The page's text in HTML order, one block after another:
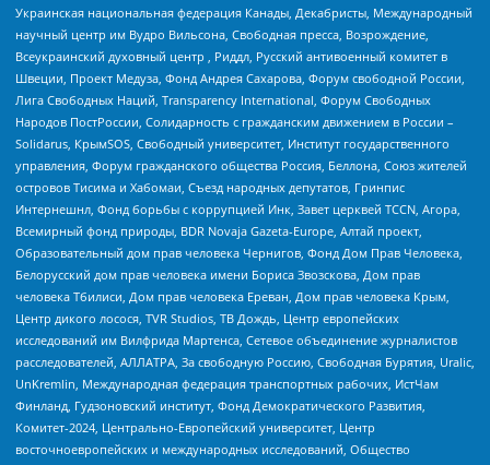
Украинская национальная федерация Канады, Декабристы, Международный
научный центр им Вудро Вильсона, Свободная пресса, Возрождение,
Всеукраинский духовный центр , Риддл, Русский антивоенный комитет в
Швеции, Проект Медуза, Фонд Андрея Сахарова, Форум свободной России,
Лига Свободных Наций, Transparеncy International, Форум Свободных
Народов ПостРоссии, Солидарность с гражданским движением в России –
Solidarus, КрымSOS, Свободный университет, Институт государственного
управления, Форум гражданского общества Россия, Беллона, Союз жителей
островов Тисима и Хабомаи, Съезд народных депутатов, Гринпис
Интернешнл, Фонд борьбы с коррупцией Инк, Завет церквей TCCN, Агора,
Всемирный фонд природы, BDR Novaja Gazeta-Europe, Алтай проект,
Образовательный дом прав человека Чернигов, Фонд Дом Прав Человека,
Белорусский дом прав человека имени Бориса Звозскова, Дом прав
человека Тбилиси, Дом прав человека Ереван, Дом прав человека Крым,
Центр дикого лосося, TVR Studios, ТВ Дождь, Центр европейских
исследований им Вилфрида Мартенса, Сетевое объединение журналистов
расследователей, АЛЛАТРА, За свободную Россию, Свободная Бурятия, Uralic,
UnKremlin, Международная федерация транспортных рабочих, ИстЧам
Финланд, Гудзоновский институт, Фонд Демократического Развития,
Комитет-2024, Центрально-Европейский университет, Центр
восточноевропейских и международных исследований, Общество